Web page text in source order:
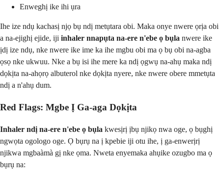
Enweghị ike ihi ụra
Ihe ize ndụ kachasị njọ bụ ndị metụtara obi. Maka onye nwere ọrịa obi
a na-ejighị ejide, iji inhaler nnapụta na-ere n'ebe ọ bụla nwere ike
ịdị ize ndụ, nke nwere ike ime ka ihe mgbu obi ma ọ bụ obi na-agba
ọsọ nke ukwuu. Nke a bụ isi ihe mere ka ndị ọgwụ na-ahụ maka ndị
dọkịta na-ahọrọ albuterol nke dọkịta nyere, nke nwere obere mmetụta
ndị a n'ahụ dum.
Red Flags: Mgbe Ị Ga-aga Dọkịta
Inhaler ndị na-ere n'ebe ọ bụla kwesịrị ịbụ njikọ nwa oge, ọ bụghị
ngwọta ogologo oge. Ọ bụrụ na ị kpebie iji otu ihe, ị ga-enwerịrị
njikwa mgbaàmà gị nke ọma. Nweta enyemaka ahụike ozugbo ma ọ
bụrụ na: